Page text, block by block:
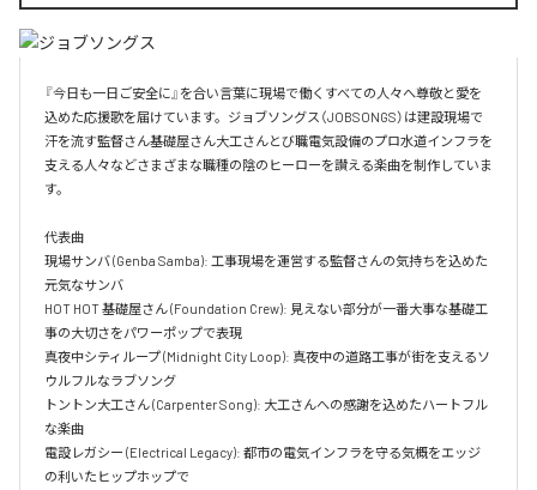
『今日も一日ご安全に』を合い言葉に現場で働くすべての人々へ尊敬と愛を
込めた応援歌を届けています。ジョブソングス（JOBSONGS）は建設現場で
汗を流す監督さん基礎屋さん大工さんとび職電気設備のプロ水道インフラを
支える人々などさまざまな職種の陰のヒーローを讃える楽曲を制作していま
す。
代表曲
現場サンバ (Genba Samba): 工事現場を運営する監督さんの気持ちを込めた
元気なサンバ
HOT HOT 基礎屋さん (Foundation Crew): 見えない部分が一番大事な基礎工
事の大切さをパワーポップで表現
真夜中シティループ (Midnight City Loop): 真夜中の道路工事が街を支えるソ
ウルフルなラブソング
トントン大工さん (Carpenter Song): 大工さんへの感謝を込めたハートフル
な楽曲
電設レガシー (Electrical Legacy): 都市の電気インフラを守る気概をエッジ
の利いたヒップホップで